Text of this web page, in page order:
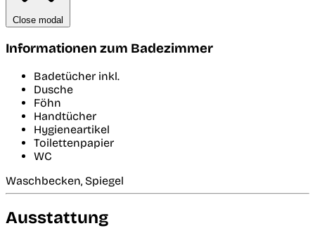
Close modal
Informationen zum Badezimmer
Badetücher inkl.
Dusche
Föhn
Handtücher
Hygieneartikel
Toilettenpapier
WC
Waschbecken, Spiegel
Ausstattung